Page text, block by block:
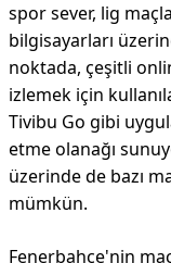
spor sever, lig
bilgisayarları
noktada, çeşitli
izlemek için
Tivibu Go gibi
etme olanağı
üzerinde de bazı
mümkün.
Fenerbahçe'nin